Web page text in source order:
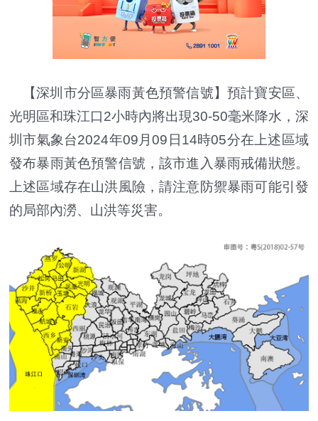
【深圳市分區暴雨黃色預警信號】預計寶安區、
光明區和珠江口2小時內將出現30-50毫米降水，深
圳市氣象台2024年09月09日14時05分在上述區域
發布暴雨黃色預警信號，該市進入暴雨戒備狀態。
上述區域存在山洪風險，請注意防禦暴雨可能引發
的局部內澇、山洪等災害。